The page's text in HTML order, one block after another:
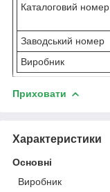
Каталоговий номер
Заводський номер
Виробник
Приховати
Характеристики
Основні
Виробник